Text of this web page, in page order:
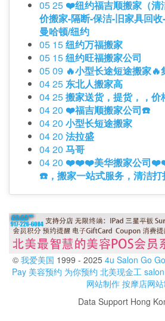
05 25 ❤️纽约福吉顺搬家（
价搬家-隔断-保洁-旧家具回
曼哈顿/纽约
05 15纽约万福搬家
05 15纽约旺福搬家公司
05 09 🔥小型长途短途搬家🔥
04 25东北人搬家高
04 25搬家送货，提货，，价
04 20 ❤️福吉顺搬家公司☎️
04 20 小型长短途搬家
04 20 法拉盛
04 20 马哥
04 20 ❤️❤️❤️美华搬家公司
☎️，搬家一站式服务，清洁打
© 我爱美国 1999 - 2025 4u Salon Go
Pay 美容预约 为你预约 北美现金工
网站制作 按摩店网
Data Support Hong